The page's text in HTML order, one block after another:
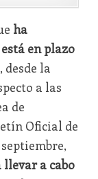
ha
en plazo
la
a las
de
Oficial de
llevar a cabo